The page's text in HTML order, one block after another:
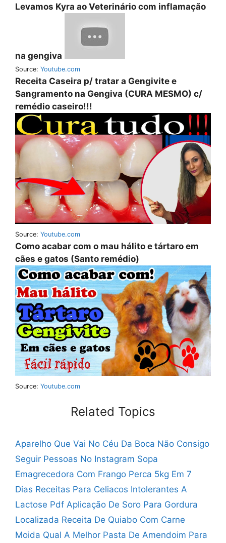
Levamos Kyra ao Veterinário com inflamação
na gengiva
Source: Youtube.com
Receita Caseira p/ tratar a Gengivite e
Sangramento na Gengiva (CURA MESMO) c/
remédio caseiro!!!
Source: Youtube.com
Como acabar com o mau hálito e tártaro em
cães e gatos (Santo remédio)
Source: Youtube.com
Related Topics
Aparelho Que Vai No Céu Da Boca Não Consigo
Seguir Pessoas No Instagram Sopa
Emagrecedora Com Frango Perca 5kg Em 7
Dias Receitas Para Celiacos Intolerantes A
Lactose Pdf Aplicação De Soro Para Gordura
Localizada Receita De Quiabo Com Carne
Moida Qual A Melhor Pasta De Amendoim Para